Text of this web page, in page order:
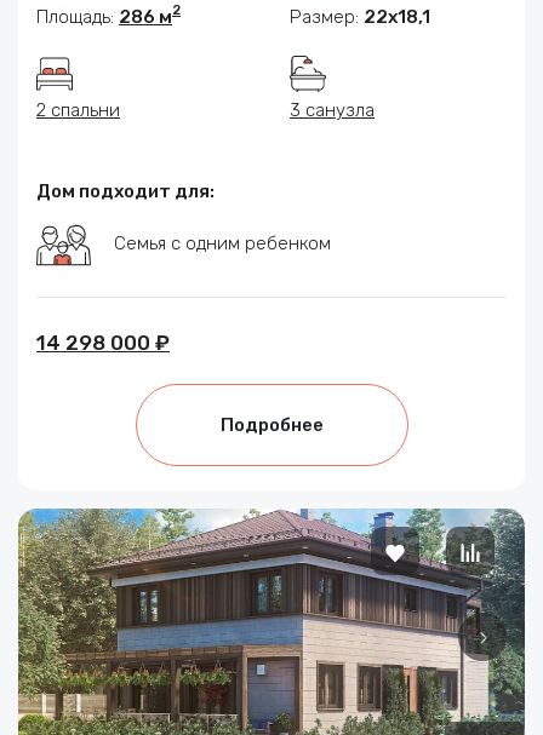
Площадь: 286 м2 Размер: 22х18,1
2 спальни 3 санузла
Дом подходит для:
Семья с одним ребенком
14 298 000 ₽
Подробнее